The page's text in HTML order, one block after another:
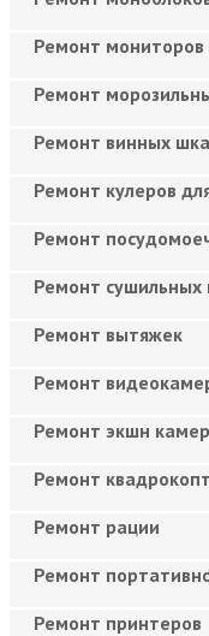
Ремонт мониторов
Ремонт
Ремонт винных
Ремонт кулеров
Ремонт
Ремонт
Ремонт вытяжек
Ремонт
Ремонт экшн камер
Ремонт
Ремонт рации
Ремонт
Ремонт принтеров